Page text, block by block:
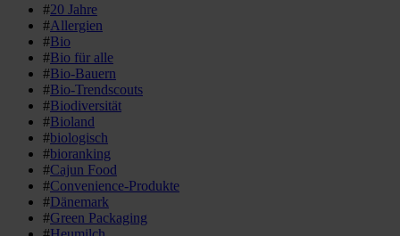
#20 Jahre
#Allergien
#Bio
#Bio für alle
#Bio-Bauern
#Bio-Trendscouts
#Biodiversität
#Bioland
#biologisch
#bioranking
#Cajun Food
#Convenience-Produkte
#Dänemark
#Green Packaging